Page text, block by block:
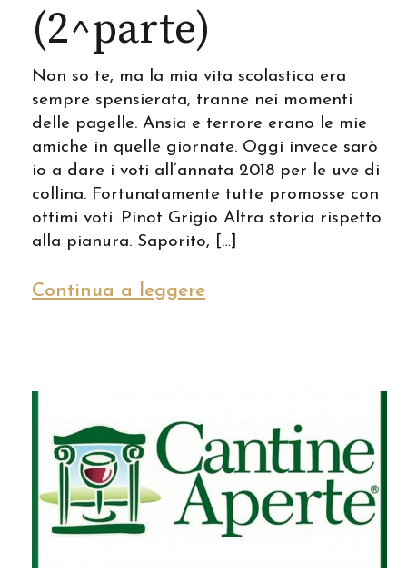
(2^parte)
Non so te, ma la mia vita scolastica era
sempre spensierata, tranne nei momenti
delle pagelle. Ansia e terrore erano le mie
amiche in quelle giornate. Oggi invece sarò
io a dare i voti all’annata 2018 per le uve di
collina. Fortunatamente tutte promosse con
ottimi voti. Pinot Grigio Altra storia rispetto
alla pianura. Saporito, […]
Continua a leggere